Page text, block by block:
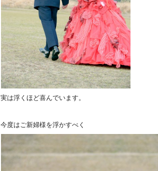
実は浮くほど喜んでいます。
今度はご新婦様を浮かすべく